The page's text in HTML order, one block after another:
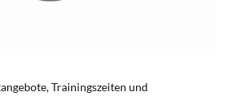
Trainingszeiten und